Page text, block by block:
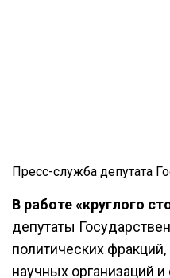
Пресс-служба депутата
В работе «круглого
депутаты
политических
научных организаций